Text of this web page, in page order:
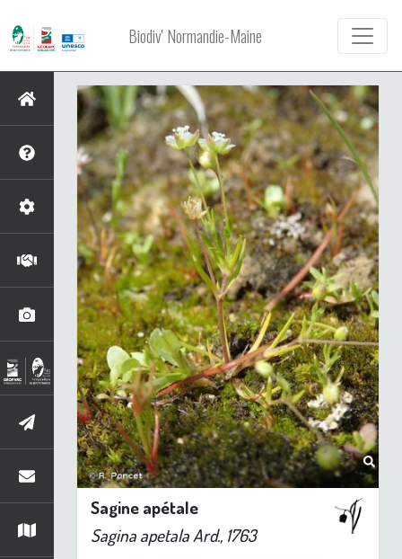
Biodiv' Normandie-Maine
Sagine apétale
Sagina apetalaArd., 1763